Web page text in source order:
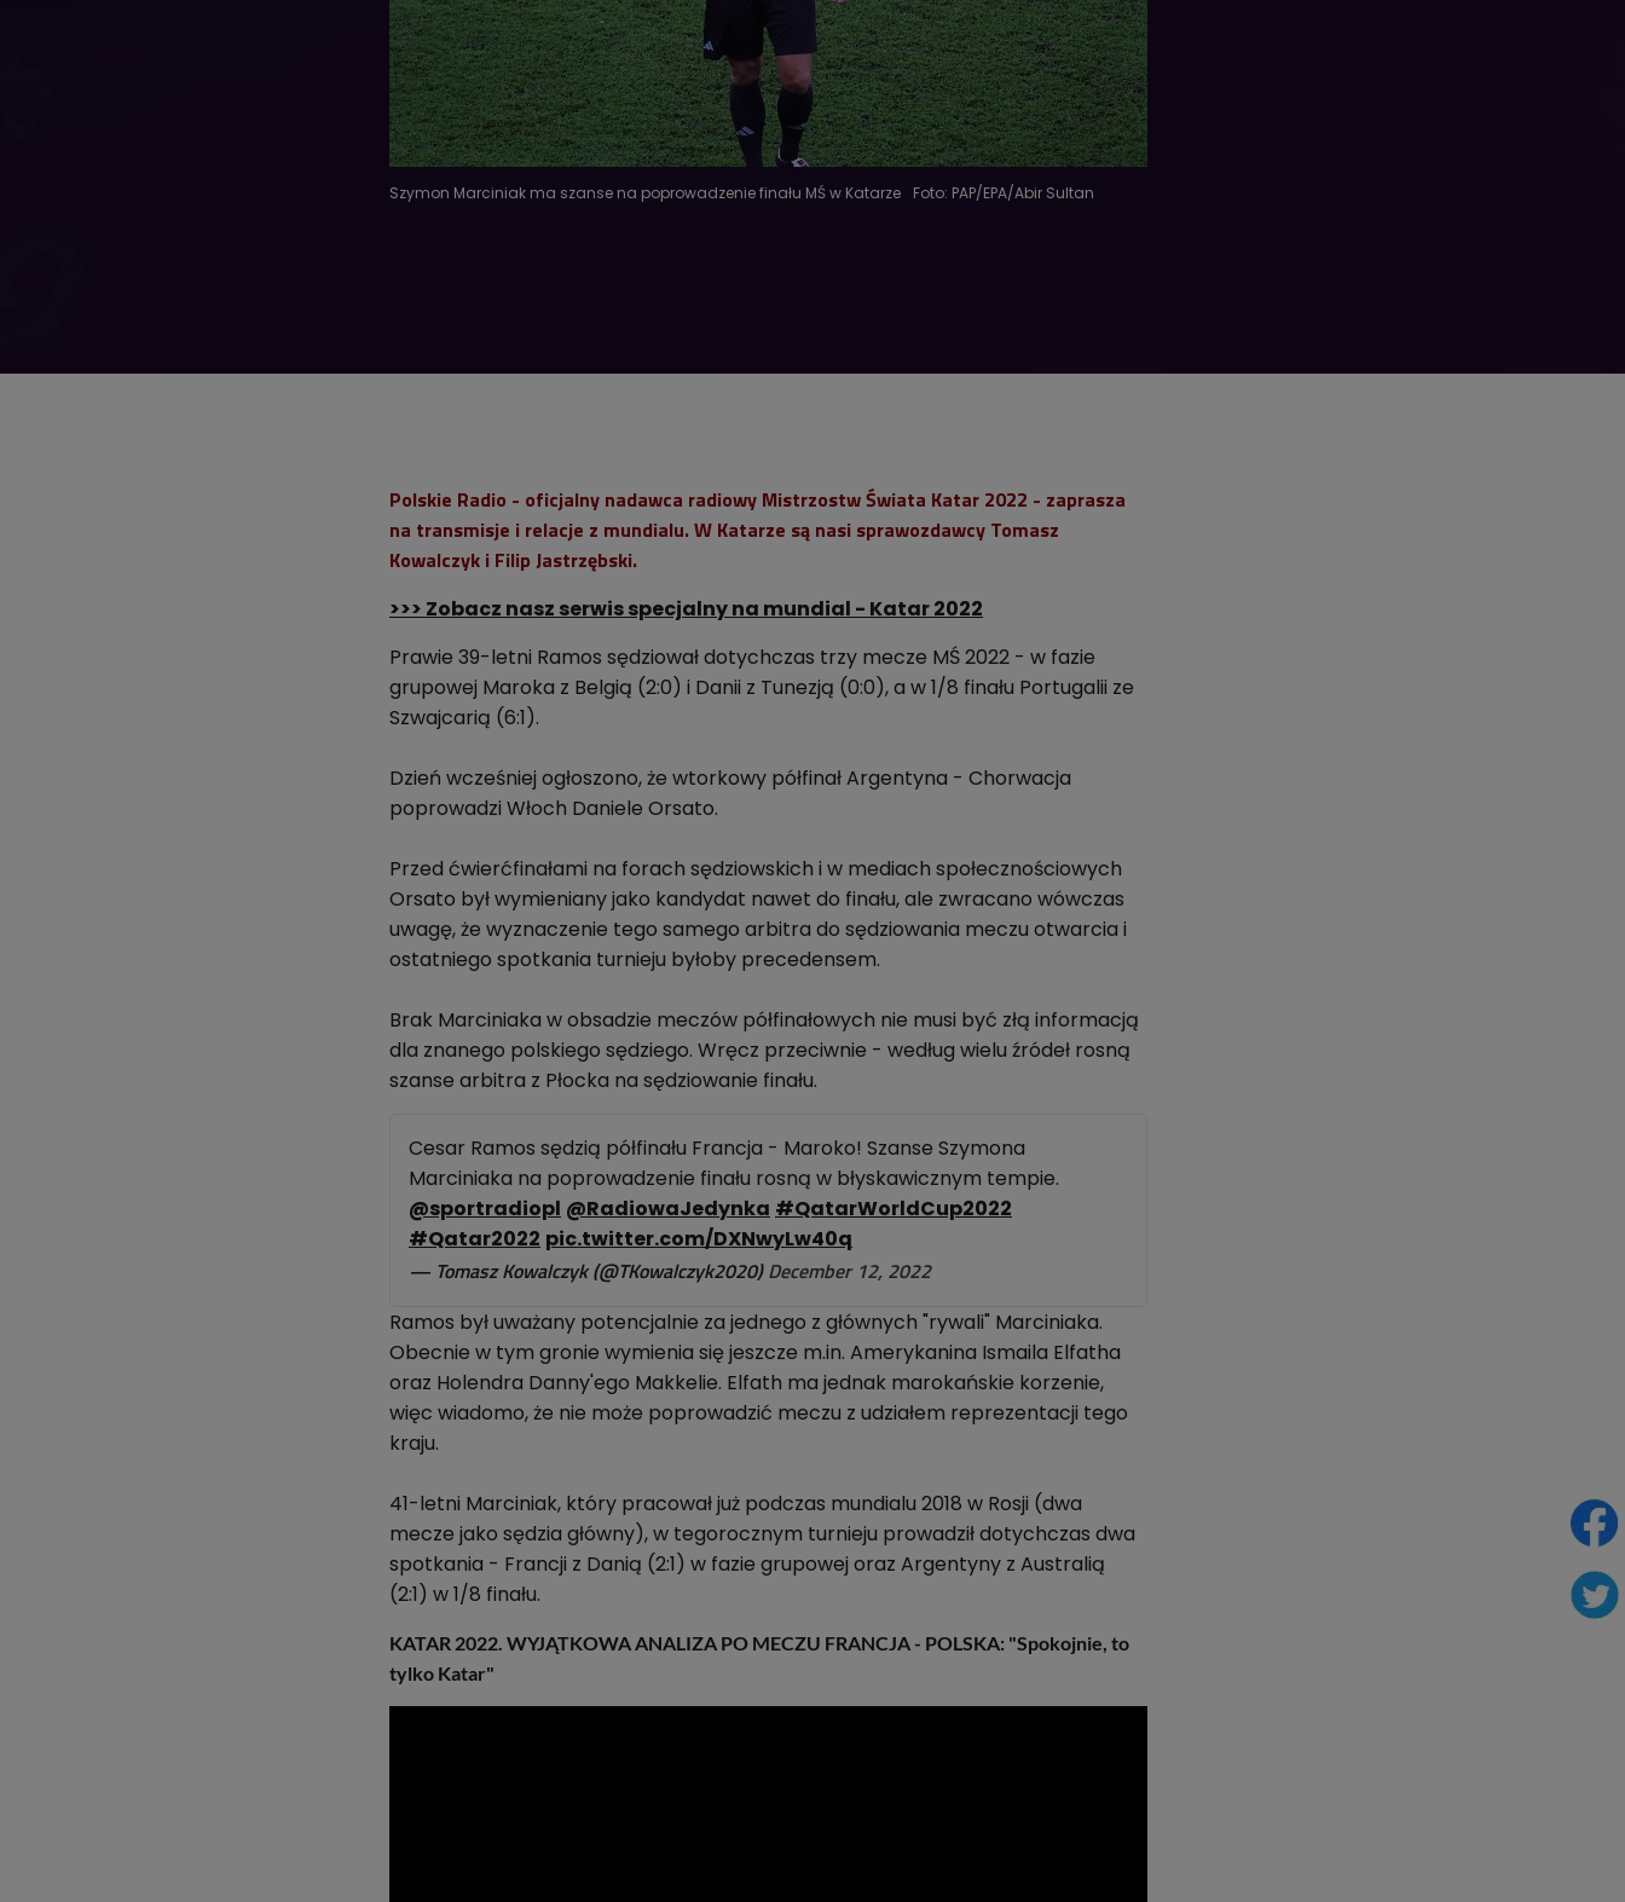
Szymon Marciniak ma szanse na poprowadzenie finału MŚ w Katarze Foto: PAP/EPA/Abir Sultan
Polskie Radio - oficjalny nadawca radiowy Mistrzostw Świata Katar 2022 - zaprasza
na transmisje i relacje z mundialu. W Katarze są nasi sprawozdawcy Tomasz
Kowalczyk i Filip Jastrzębski.
>>> Zobacz nasz serwis specjalny na mundial - Katar 2022
Prawie 39-letni Ramos sędziował dotychczas trzy mecze MŚ 2022 - w fazie
grupowej Maroka z Belgią (2:0) i Danii z Tunezją (0:0), a w 1/8 finału Portugalii ze
Szwajcarią (6:1).
Dzień wcześniej ogłoszono, że wtorkowy półfinał Argentyna - Chorwacja
poprowadzi Włoch Daniele Orsato.
Przed ćwierćfinałami na forach sędziowskich i w mediach społecznościowych
Orsato był wymieniany jako kandydat nawet do finału, ale zwracano wówczas
uwagę, że wyznaczenie tego samego arbitra do sędziowania meczu otwarcia i
ostatniego spotkania turnieju byłoby precedensem.
Brak Marciniaka w obsadzie meczów półfinałowych nie musi być złą informacją
dla znanego polskiego sędziego. Wręcz przeciwnie - według wielu źródeł rosną
szanse arbitra z Płocka na sędziowanie finału.
Cesar Ramos sędzią półfinału Francja - Maroko! Szanse Szymona
Marciniaka na poprowadzenie finału rosną w błyskawicznym tempie.
@sportradiopl @RadiowaJedynka #QatarWorldCup2022
#Qatar2022 pic.twitter.com/DXNwyLw40q
— Tomasz Kowalczyk (@TKowalczyk2020)December 12, 2022
Ramos był uważany potencjalnie za jednego z głównych "rywali" Marciniaka.
Obecnie w tym gronie wymienia się jeszcze m.in. Amerykanina Ismaila Elfatha
oraz Holendra Danny'ego Makkelie. Elfath ma jednak marokańskie korzenie,
więc wiadomo, że nie może poprowadzić meczu z udziałem reprezentacji tego
kraju.
41-letni Marciniak, który pracował już podczas mundialu 2018 w Rosji (dwa
mecze jako sędzia główny), w tegorocznym turnieju prowadził dotychczas dwa
spotkania - Francji z Danią (2:1) w fazie grupowej oraz Argentyny z Australią
(2:1) w 1/8 finału.
KATAR 2022. WYJĄTKOWA ANALIZA PO MECZU FRANCJA - POLSKA: "Spokojnie, to
tylko Katar"